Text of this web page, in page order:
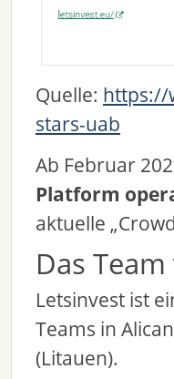
Quelle: https://
stars-uab
Ab Februar
Platform
aktuelle
Das
Letsinvest ist
Teams in
(Litauen).